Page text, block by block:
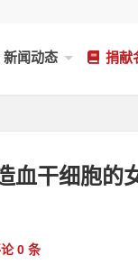
新闻动态 捐献
血干细胞的
0 条